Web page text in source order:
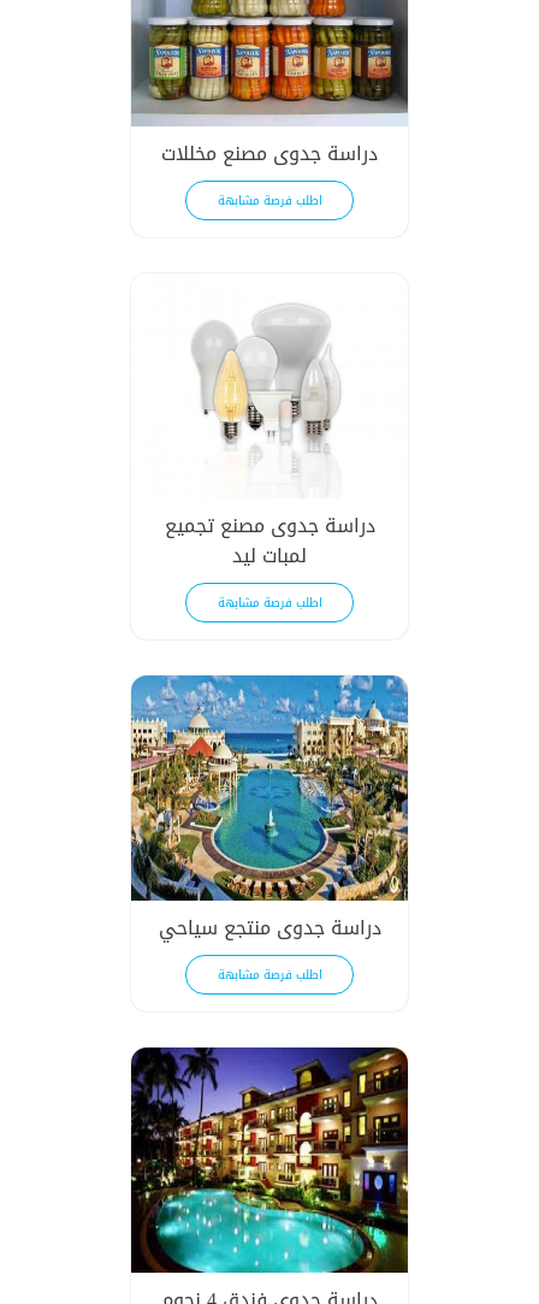
دراسة جدوى مصنع مخللات
اطلب فرصة مشابهة
دراسة جدوى مصنع تجميع
لمبات ليد
اطلب فرصة مشابهة
دراسة جدوى منتجع سياحي
اطلب فرصة مشابهة